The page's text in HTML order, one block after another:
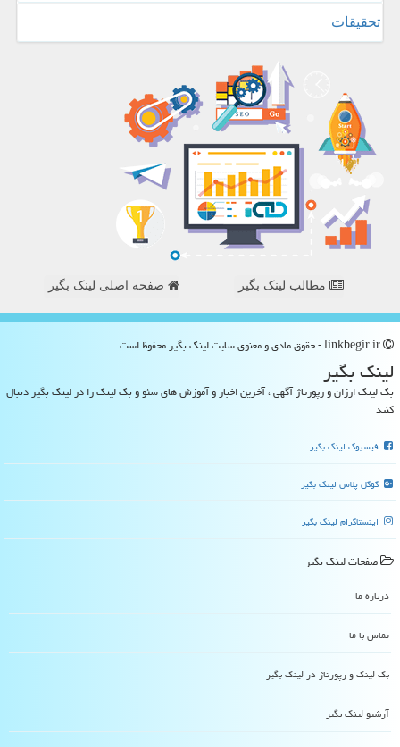
تحقیقات
مطالب لینک بگیر صفحه اصلی لینک بگیر
لینك بگیر
بک لینک ارزان و رپورتاژ آگهی ، آخرین اخبار و آموزش های سئو و بک لینک را در لینک بگیر دنبال
کنید
فیسبوک لینک بگیر
گوگل پلاس لینک بگیر
اینستاگرام لینک بگیر
صفحات لینك بگیر
درباره ما
تماس با ما
بک لینک و رپورتاژ در لینك بگیر
آرشیو لینك بگیر